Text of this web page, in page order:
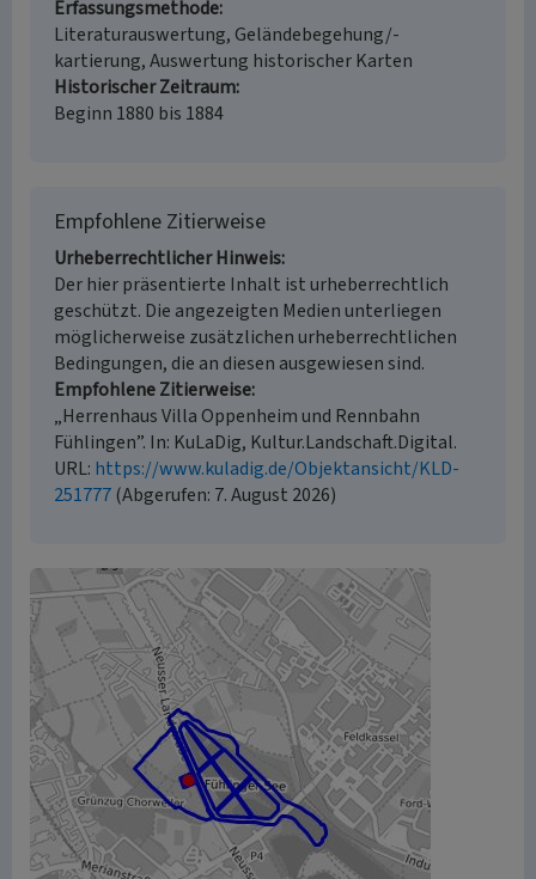
Erfassungsmethode
Literaturauswertung, Geländebegehung/-
kartierung, Auswertung historischer Karten
Historischer Zeitraum
Beginn 1880 bis 1884
Empfohlene Zitierweise
Urheberrechtlicher Hinweis
Der hier präsentierte Inhalt ist urheberrechtlich
geschützt. Die angezeigten Medien unterliegen
möglicherweise zusätzlichen urheberrechtlichen
Bedingungen, die an diesen ausgewiesen sind.
Empfohlene Zitierweise
„Herrenhaus Villa Oppenheim und Rennbahn
Fühlingen”. In: KuLaDig, Kultur.Landschaft.Digital.
URL: https://www.kuladig.de/Objektansicht/KLD-
251777(Abgerufen: 7. August 2026)